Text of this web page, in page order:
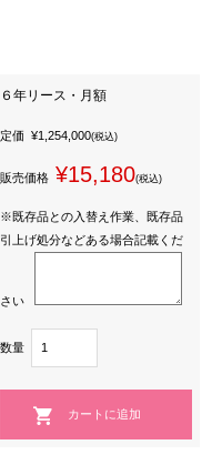
６年リース・月額
定価 ¥1,254,000(税込)
販売価格 ¥15,180(税込)
※既存品との入替え作業、既存品
引上げ処分などある場合記載くだ
さい
数量